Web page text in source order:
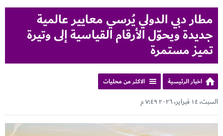
مطار دبي الدولي يُرسي معايير عالمية
جديدة ويحوّل الأرقام القياسية إلى وتيرة
تميز مستمرة
اخبار الرئيسية
الاكثر من محليات
السبت، ١٤ فبراير، ٢٠٢٦ ٧:٤٩ م